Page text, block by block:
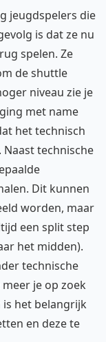
jeugdspelers die
is dat ze nu
spelen. Ze
de shuttle
niveau zie je
met name
het technisch
Naast technische
Dit kunnen
worden, maar
een split step
het midden).
technische
je op zoek
is het belangrijk
en deze te